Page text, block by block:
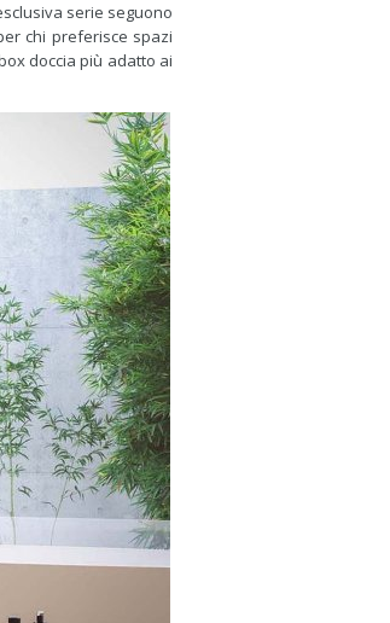
serie seguono
chi preferisce spazi
doccia più adatto ai